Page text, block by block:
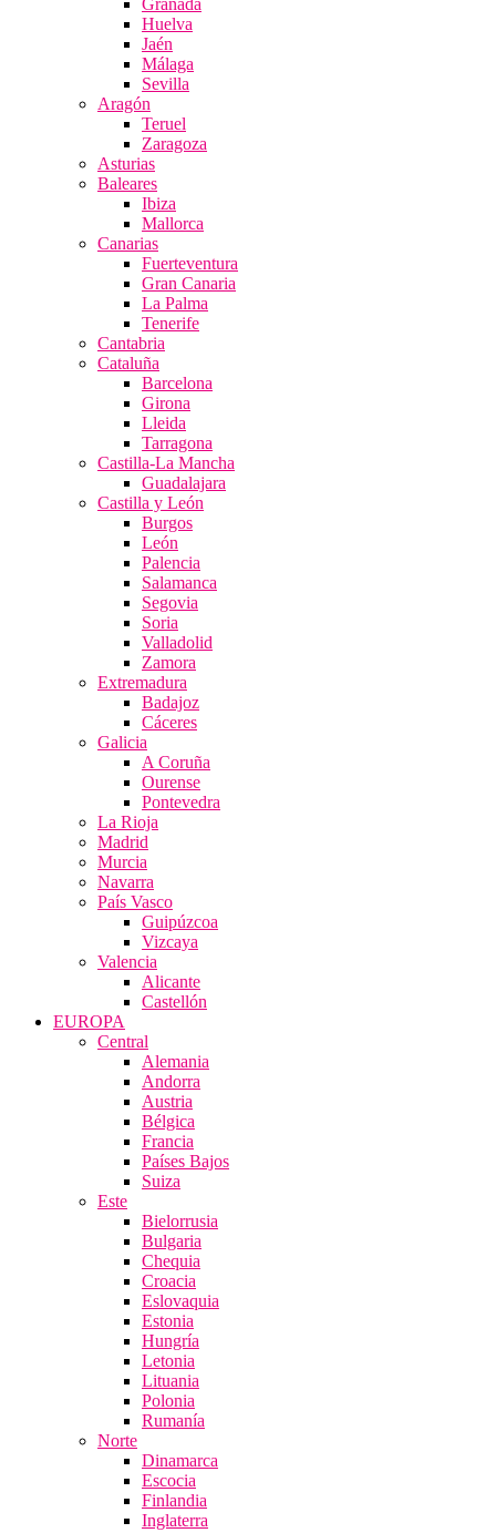
Granada
Huelva
Jaén
Málaga
Sevilla
Aragón
Teruel
Zaragoza
Asturias
Baleares
Ibiza
Mallorca
Canarias
Fuerteventura
Gran Canaria
La Palma
Tenerife
Cantabria
Cataluña
Barcelona
Girona
Lleida
Tarragona
Castilla-La Mancha
Guadalajara
Castilla y León
Burgos
León
Palencia
Salamanca
Segovia
Soria
Valladolid
Zamora
Extremadura
Badajoz
Cáceres
Galicia
A Coruña
Ourense
Pontevedra
La Rioja
Madrid
Murcia
Navarra
País Vasco
Guipúzcoa
Vizcaya
Valencia
Alicante
Castellón
EUROPA
Central
Alemania
Andorra
Austria
Bélgica
Francia
Países Bajos
Suiza
Este
Bielorrusia
Bulgaria
Chequia
Croacia
Eslovaquia
Estonia
Hungría
Letonia
Lituania
Polonia
Rumanía
Norte
Dinamarca
Escocia
Finlandia
Inglaterra